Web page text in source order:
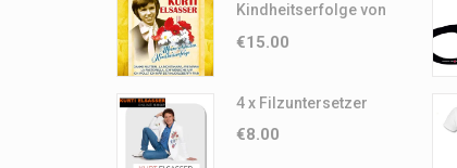
Kindheitserfolge von
€15.00
4 x Filzuntersetzer
€8.00